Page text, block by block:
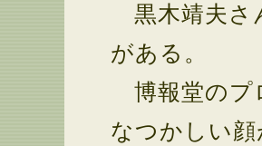
黒木靖夫さ
がある。
博報堂のプ
なつかしい